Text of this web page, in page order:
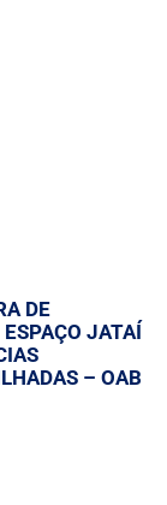
DE
JATAÍ
– OAB